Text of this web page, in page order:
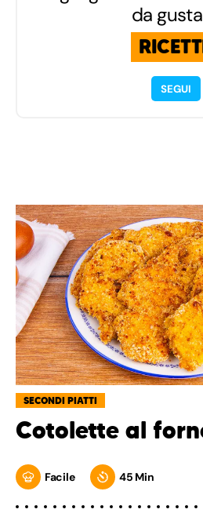
da
SEGUI
SECONDI PIATTI
Cotolette al
Facile 45 Min